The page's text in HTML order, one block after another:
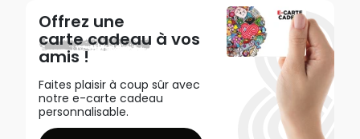
Offrez une
carte cadeau à vos
amis !
Faites plaisir à coup sûr avec
notre e-carte cadeau
personnalisable.